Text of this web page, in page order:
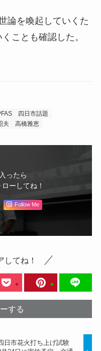
論を喚起していくた
ことも確認した。
四日市話題
夫 高橋雅恵
ったら
ーしてね！
Follow Me
してね！
する
日市花火打ち上げ試験